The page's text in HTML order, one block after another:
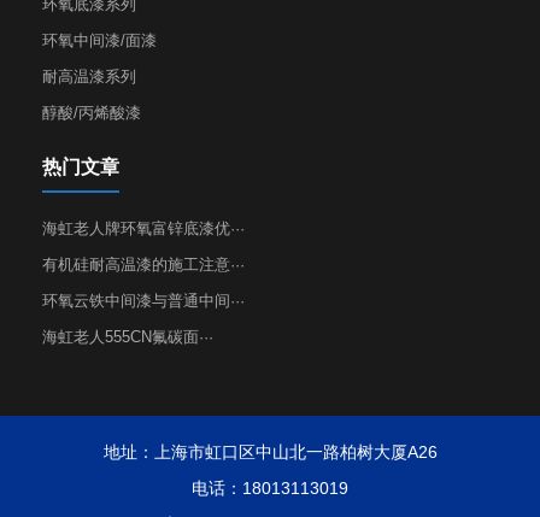
环氧底漆系列
环氧中间漆/面漆
耐高温漆系列
醇酸/丙烯酸漆
热门文章
海虹老人牌环氧富锌底漆优···
有机硅耐高温漆的施工注意···
环氧云铁中间漆与普通中间···
海虹老人555CN氟碳面···
地址：上海市虹口区中山北一路柏树大厦A26
电话：18013113019